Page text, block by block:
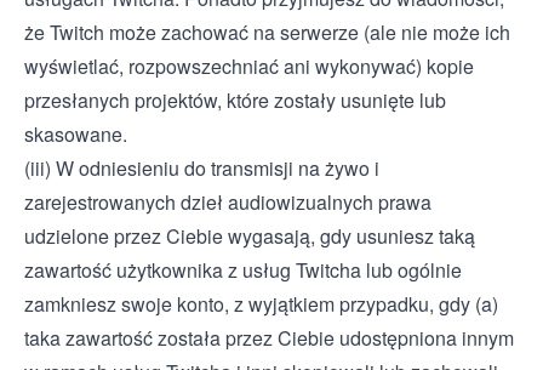
że Twitch może zachować na serwerze (ale nie może ich
wyświetlać, rozpowszechniać ani wykonywać) kopie
przesłanych projektów, które zostały usunięte lub
skasowane.
(iii) W odniesieniu do transmisji na żywo i
zarejestrowanych dzieł audiowizualnych prawa
udzielone przez Ciebie wygasają, gdy usuniesz taką
zawartość użytkownika z usług Twitcha lub ogólnie
zamkniesz swoje konto, z wyjątkiem przypadku, gdy (a)
taka zawartość została przez Ciebie udostępniona innym